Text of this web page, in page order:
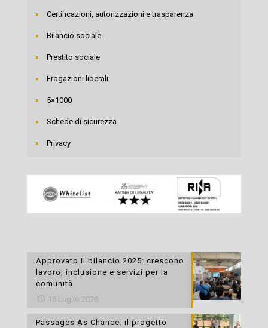
Certificazioni, autorizzazioni e trasparenza
Bilancio sociale
Prestito sociale
Erogazioni liberali
5×1000
Schede di sicurezza
Privacy
Approvato il bilancio 2025: crescono
lavoro, inclusione e servizi per la
comunità
16 Luglio 2026
Passages As Chance: il progetto